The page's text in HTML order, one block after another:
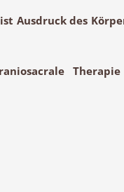
Ausdruck des